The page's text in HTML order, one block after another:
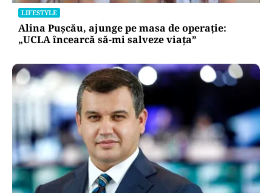
LIFESTYLE
Alina Pușcău, ajunge pe masa de operație:
„UCLA încearcă să-mi salveze viața”